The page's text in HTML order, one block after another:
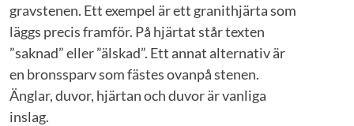
gravstenen. Ett exempel är ett granithjärta som
läggs precis framför. På hjärtat står texten
”saknad” eller ”älskad”. Ett annat alternativ är
en bronssparv som fästes ovanpå stenen.
Änglar, duvor, hjärtan och duvor är vanliga
inslag.